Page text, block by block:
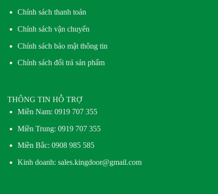
Chính sách thanh toán
Chính sách vận chuyển
Chính sách bảo mật thông tin
Chính sách đổi trả sản phẩm
THÔNG TIN HỖ TRỢ
Miền Nam: 0919 707 355
Miền Trung: 0919 707 355
Miền Bắc: 0908 985 585
Kinh doanh: sales.kingdoor@gmail.com